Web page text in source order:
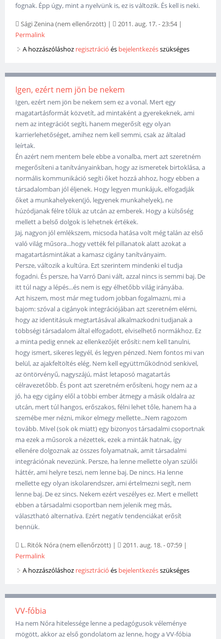
fognak. Épp úgy, mint a nyelvünk is, ez is változik. És kell is neki.
Sági Zenina (nem ellenőrzött) | 2011. aug. 17. - 23:54|
Permalink
A hozzászóláshoz regisztráció és bejelentkezésszükséges
Igen, ezért nem jön be nekem
Igen, ezért nem jön be nekem sem ez a vonal. Mert egy
magatartásformát közvetít, ad mintaként a gyerekeknek, ami
nem az integrációt segíti, hanem megerősít egy olyan
karrierlehetőséget, amihez nem kell semmi, csak az általad
leírtak.
Én azért nem mentem bele ebbe a vonalba, mert azt szeretném
megerősíteni a tanítványainkban, hogy az ismeretek birtoklása, a
normális kommunikáció segíti őket hozzá ahhoz, hogy ebben a
társadalomban jól éljenek. Hogy legyen munkájuk, elfogadják
őket a munkahelyeken(jó, legyenek munkahelyek), ne
húzódjanak félre tőlük az utcán az emberek. Hogy a külsőség
mellett a belső dolgok is lehetnek értékek.
Jaj, nagyon jól emlékszem, micsoda hatása volt még talán az első
való világ műsora...hogy vették fel pillanatok alatt azokat a
magatartásmintákat a kamasz cigány tanítványaim.
Persze, változik a kultúra. Ezt szerintem mindenki el tudja
fogadni. És persze, ha Varró Dani vált, azzal nincs is semmi baj. De
itt túl nagy a lépés...és nem is egy élhetőbb világ irányába.
Azt hiszem, most már meg tudom jobban fogalmazni, mi a
bajom: szóval a cigányok integrációjában azt szeretném elérni,
hogy az identitásuk megtartásával alkalmazkodni tudjanak a
többségi társadalom által elfogadott, elviselhető normákhoz. Ez
a minta pedig ennek az ellenkezőjét erősíti: nem kell tanulni,
hogy ismert, sikeres legyél, és legyen pénzed. Nem fontos mi van
belül, az ajakfeltöltés elég. Nem kell együttműködnöd senkivel,
az öntörvényű, nagyszájú, mást letaposó magatartás
célravezetőbb. És pont azt szeretném erősíteni, hogy nem az a
jó, ha egy cigány elől a többi ember átmegy a másik oldalra az
utcán, mert túl hangos, erőszakos, félni lehet tőle, hanem ha a
szemébe mer nézni, mikor elmegy mellette...Nem ragozom
tovább. Mivel (sok ok miatt) egy bizonyos társadalmi csoportnak
ma ezek a műsorok a nézettek, ezek a minták hatnak, így
ellenére dolgoznak az összes folyamatnak, amit társadalmi
integrációnak nevezünk. Persze, ha lenne mellette olyan szülői
háttér, ami helyre teszi, nem lenne baj. De nincs. Ha lenne
mellette egy olyan iskolarendszer, ami értelmezni segít, nem
lenne baj. De ez sincs. Nekem ezért veszélyes ez. Mert e mellett
ebben a társadalmi csoportban nem jelenik meg más,
választható alternatíva. Ezért negatív tendenciákat erősít
bennük.
L. Ritók Nóra (nem ellenőrzött) | 2011. aug. 18. - 07:59 |
Permalink
A hozzászóláshoz regisztráció és bejelentkezésszükséges
VV-fóbia
Ha nem Nóra hitelessége lenne a pedagógusok véleménye
mögött, akkor az első gondolatom az lenne, hogy a VV-fóbia